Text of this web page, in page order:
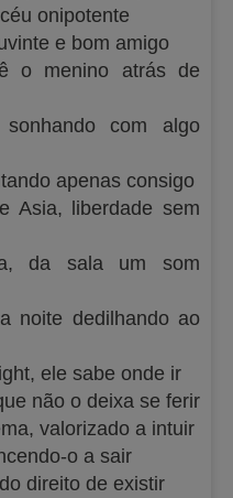
onipotente
e bom amigo
o menino atrás de
com algo
apenas consigo
Asia, liberdade sem
da sala um som
noite dedilhando ao
ele sabe onde ir
não o deixa se ferir
valorizado a intuir
o a sair
direito de existir